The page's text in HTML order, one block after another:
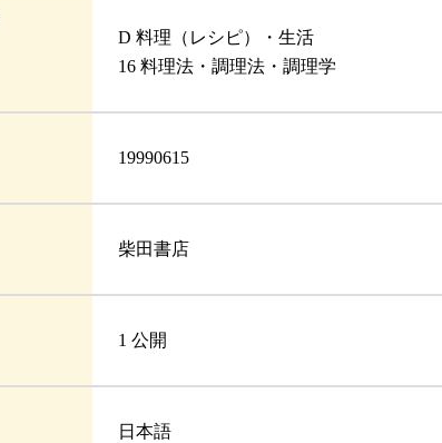
D 料理（レシピ）・生活
16 料理法・調理法・調理学
19990615
柴田書店
1 公開
日本語